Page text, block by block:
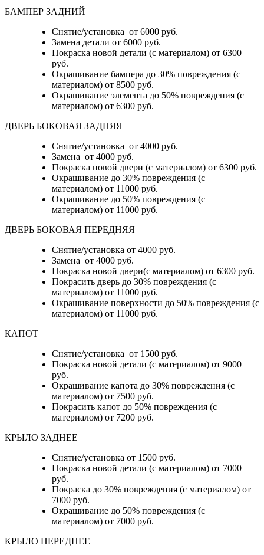
БАМПЕР ЗАДНИЙ
Снятие/установка от 6000 руб.
Замена детали от 6000 руб.
Покраска новой детали (с материалом) от 6300
руб.
Окрашивание бампера до 30% повреждения (с
материалом) от 8500 руб.
Окрашивание элемента до 50% повреждения (с
материалом) от 6300 руб.
ДВЕРЬ БОКОВАЯ ЗАДНЯЯ
Снятие/установка от 4000 руб.
Замена от 4000 руб.
Покраска новой двери (с материалом) от 6300 руб.
Окрашивание до 30% повреждения (с
материалом) от 11000 руб.
Окрашивание до 50% повреждения (с
материалом) от 11000 руб.
ДВЕРЬ БОКОВАЯ ПЕРЕДНЯЯ
Снятие/установка от 4000 руб.
Замена от 4000 руб.
Покраска новой двери(с материалом) от 6300 руб.
Покрасить дверь до 30% повреждения (с
материалом) от 11000 руб.
Окрашивание поверхности до 50% повреждения (с
материалом) от 11000 руб.
КАПОТ
Снятие/установка от 1500 руб.
Покраска новой детали (с материалом) от 9000
руб.
Окрашивание капота до 30% повреждения (с
материалом) от 7500 руб.
Покрасить капот до 50% повреждения (с
материалом) от 7200 руб.
КРЫЛО ЗАДНЕЕ
Снятие/установка от 1500 руб.
Покраска новой детали (с материалом) от 7000
руб.
Покраска до 30% повреждения (с материалом) от
7000 руб.
Окрашивание до 50% повреждения (с
материалом) от 7000 руб.
КРЫЛО ПЕРЕДНЕЕ